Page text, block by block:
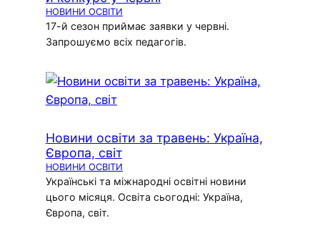
НОВИНИ ОСВІТИ
17-й сезон приймає заявки у червні.
Запрошуємо всіх педагогів.
Новини освіти за травень: Україна,
Європа, світ
НОВИНИ ОСВІТИ
Українські та міжнародні освітні новини
цього місяця. Освіта сьогодні: Україна,
Європа, світ.